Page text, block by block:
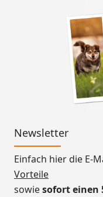
Newsletter
Einfach hier die E-
Vorteile
sowiesofort einen